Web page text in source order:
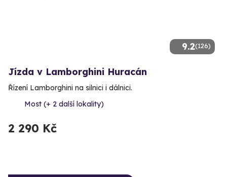
9.2(126)
Jízda v Lamborghini Huracán
Řízení Lamborghini na silnici i dálnici.
Most (+ 2 další lokality)
2 290 Kč